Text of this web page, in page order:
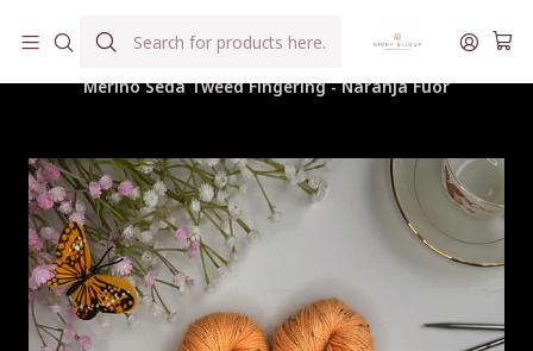
Merino Seda Tweed Fingering - Naranja Fúor